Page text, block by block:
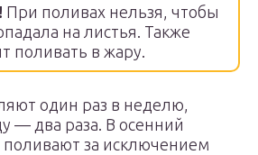
При поливах нельзя, чтобы
на листья. Также
поливать в жару.
один раз в неделю,
— два раза. В осенний
поливают за исключением